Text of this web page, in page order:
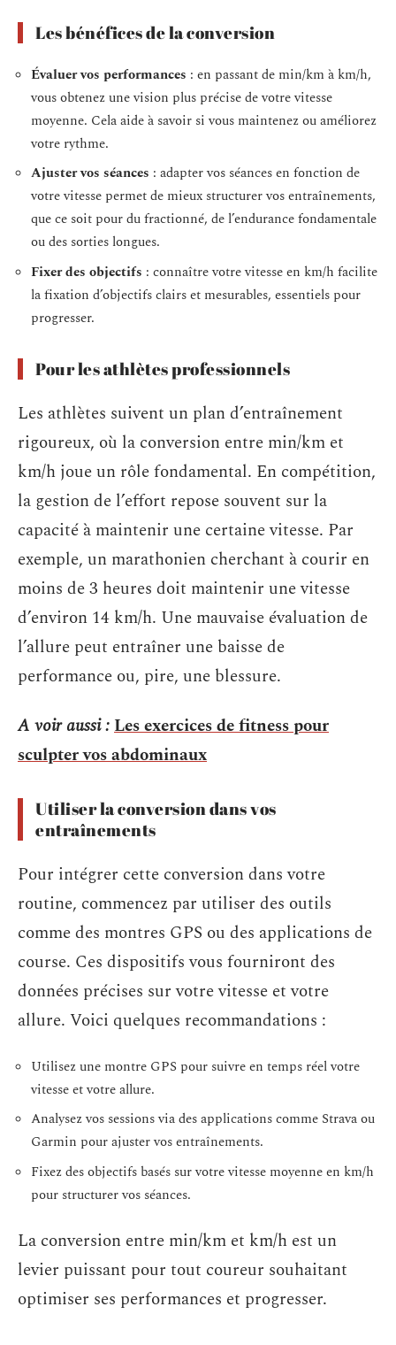
Les bénéfices de la conversion
Évaluer vos performances : en passant de min/km à km/h,
vous obtenez une vision plus précise de votre vitesse
moyenne. Cela aide à savoir si vous maintenez ou améliorez
votre rythme.
Ajuster vos séances : adapter vos séances en fonction de
votre vitesse permet de mieux structurer vos entraînements,
que ce soit pour du fractionné, de l’endurance fondamentale
ou des sorties longues.
Fixer des objectifs : connaître votre vitesse en km/h facilite
la fixation d’objectifs clairs et mesurables, essentiels pour
progresser.
Pour les athlètes professionnels
Les athlètes suivent un plan d’entraînement
rigoureux, où la conversion entre min/km et
km/h joue un rôle fondamental. En compétition,
la gestion de l’effort repose souvent sur la
capacité à maintenir une certaine vitesse. Par
exemple, un marathonien cherchant à courir en
moins de 3 heures doit maintenir une vitesse
d’environ 14 km/h. Une mauvaise évaluation de
l’allure peut entraîner une baisse de
performance ou, pire, une blessure.
A voir aussi :Les exercices de fitness pour
sculpter vos abdominaux
Utiliser la conversion dans vos
entraînements
Pour intégrer cette conversion dans votre
routine, commencez par utiliser des outils
comme des montres GPS ou des applications de
course. Ces dispositifs vous fourniront des
données précises sur votre vitesse et votre
allure. Voici quelques recommandations :
Utilisez une montre GPS pour suivre en temps réel votre
vitesse et votre allure.
Analysez vos sessions via des applications comme Strava ou
Garmin pour ajuster vos entraînements.
Fixez des objectifs basés sur votre vitesse moyenne en km/h
pour structurer vos séances.
La conversion entre min/km et km/h est un
levier puissant pour tout coureur souhaitant
optimiser ses performances et progresser.